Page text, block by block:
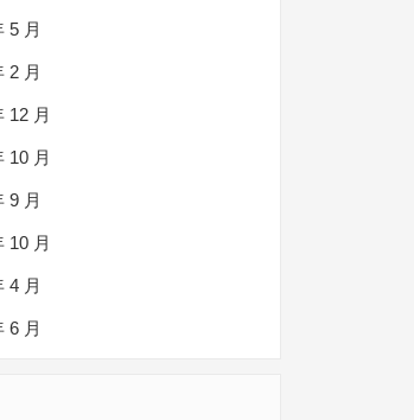
5 月
2 月
12 月
10 月
9 月
10 月
4 月
6 月